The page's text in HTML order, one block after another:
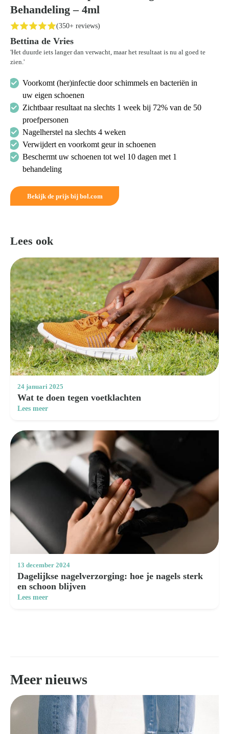
Behandeling – 4ml
(350+ reviews)
Bettina de Vries
'Het duurde iets langer dan verwacht, maar het resultaat is nu al goed te
zien.'
Voorkomt (her)infectie door schimmels en bacteriën in
uw eigen schoenen
Zichtbaar resultaat na slechts 1 week bij 72% van de 50
proefpersonen
Nagelherstel na slechts 4 weken
Verwijdert en voorkomt geur in schoenen
Beschermt uw schoenen tot wel 10 dagen met 1
behandeling
Bekijk de prijs bij bol.com
Lees ook
24 januari 2025
Wat te doen tegen voetklachten
Lees meer
13 december 2024
Dagelijkse nagelverzorging: hoe je nagels sterk
en schoon blijven
Lees meer
Meer nieuws